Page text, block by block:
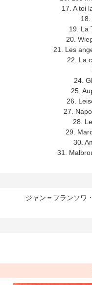
17. A toi
19. La
20.
21. Les
22. La
24.
25.
26.
27.
28.
29.
30.
31.
ジャン＝フランソワ